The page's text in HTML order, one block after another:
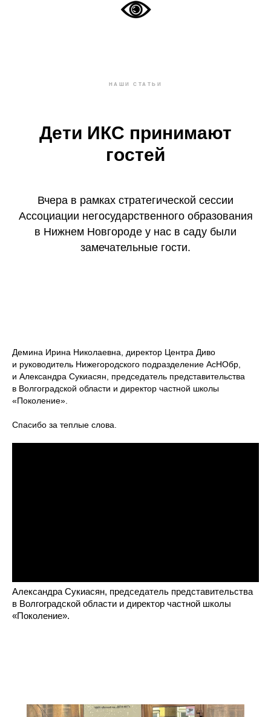
НАШИ СТАТЬИ
Дети ИКС принимают
гостей
Вчера в рамках стратегической сессии
Ассоциации негосударственного образования
в Нижнем Новгороде у нас в саду были
замечательные гости.
Демина Ирина Николаевна, директор Центра Диво
и руководитель Нижегородского подразделение АсНОбр,
и Александра Сукиасян, председатель представительства
в Волгоградской области и директор частной школы
«Поколение».
Спасибо за теплые слова.
Александра Сукиасян, председатель представительства
в Волгоградской области и директор частной школы
«Поколение».